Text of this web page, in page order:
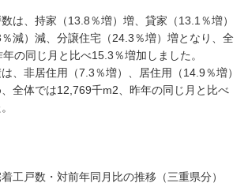
は、持家（13.8％増）増、貸家（13.1％増）
減）減、分譲住宅（24.3％増）増となり、全
の同じ月と比べ15.3％増加しました。
、非居住用（7.3％増）、居住用（14.9％増）
全体では12,769千m2、昨年の同じ月と比べ
数・対前年同月比の推移（三重県分）